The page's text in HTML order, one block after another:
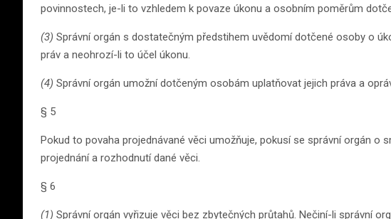
povinnostech, je-li to vzhledem k povaze úkonu a osobním poměrům
(3) Správní orgán s dostatečným předstihem uvědomí dotčené osoby o
práv a neohrozí-li to účel úkonu.
(4) Správní orgán umožní dotčeným osobám uplatňovat jejich práva a
§ 5
Pokud to povaha projednávané věci umožňuje, pokusí se správní orgán o
projednání a rozhodnutí dané věci.
§ 6
(1) Správní orgán vyřizuje věci bez zbytečných průtahů. Nečiní-li správní